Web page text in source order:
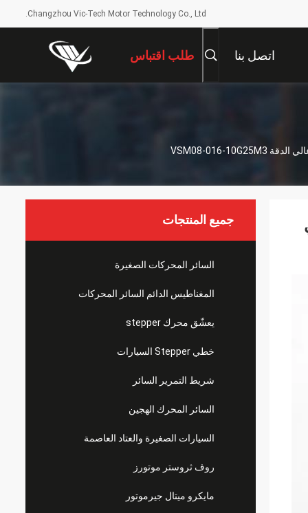
Changzhou Vic-Tech Motor Technology Co., Ltd.
اتصل بنا طلب اقتباس
جميع المنتجات
السائر المحركات الصغيرة
المغناطيس الدائم السائر المحركات
يعشّق محرك stepper
خطي Stepper السيارات
شريط التمرير السائر
السائر المحرك الهجين
السيارات الصغيرة والعتاد العاصمة
روف ثروستر موتورز
مايكرو ميتال جيرموتور